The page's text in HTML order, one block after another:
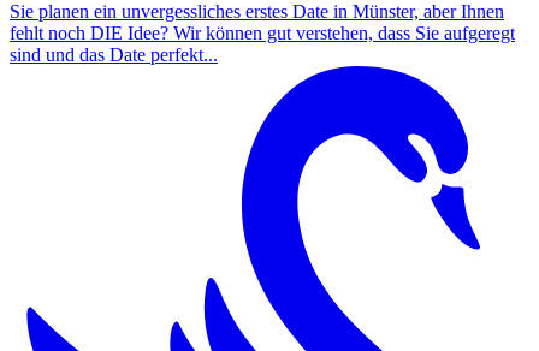
Sie planen ein unvergessliches erstes Date in Münster, aber Ihnen
fehlt noch DIE Idee? Wir können gut verstehen, dass Sie aufgeregt
sind und das Date perfekt...